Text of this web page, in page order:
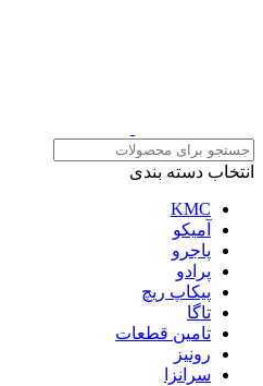
انتخاب دسته بندی
KMC
آمیکو
پاجرو
پرادو
پیکاپ ریچ
تاگا
تامین قطعات
رونیز
سرانزا